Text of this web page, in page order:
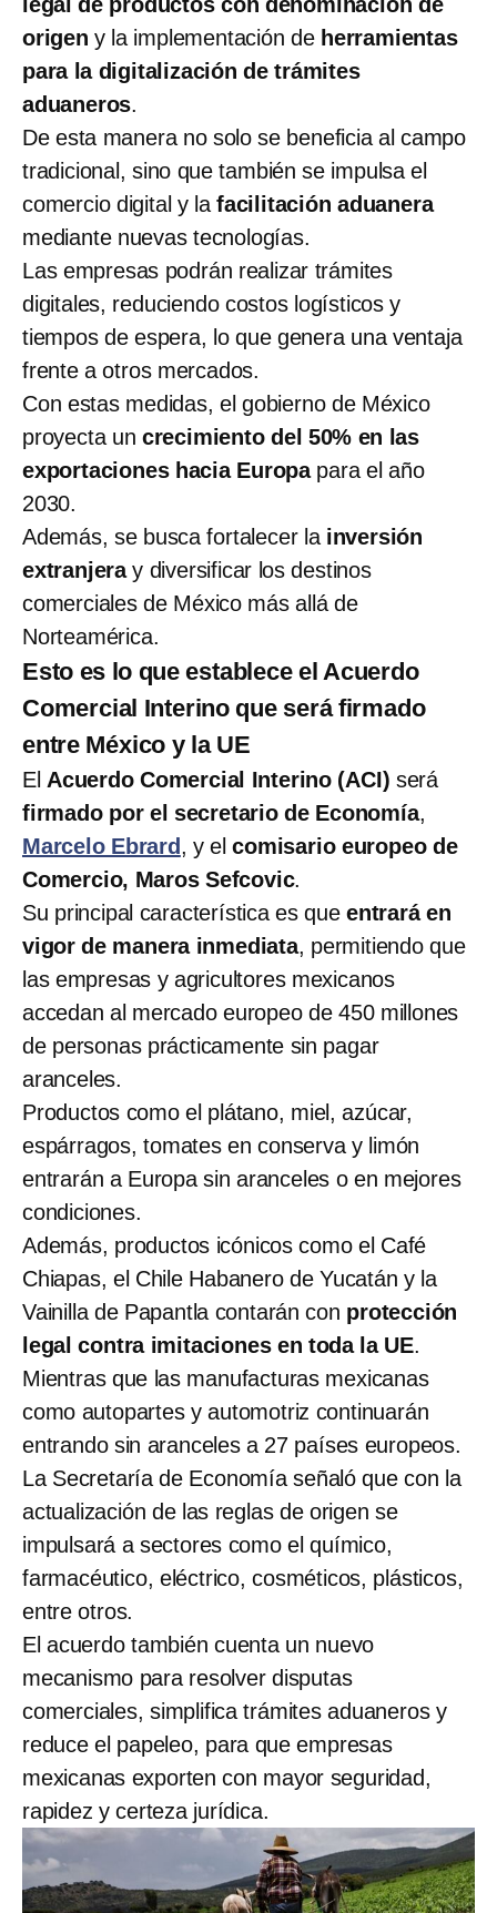
origeny la implementación deherramientas
para la digitalización de trámites
aduaneros.
De esta manera no solo se beneficia al campo
tradicional, sino que también se impulsa el
comercio digital y lafacilitación aduanera
mediante nuevas tecnologías.
Las empresas podrán realizar trámites
digitales, reduciendo costos logísticos y
tiempos de espera, lo que genera una ventaja
frente a otros mercados.
Con estas medidas, el gobierno de México
proyecta un crecimiento del 50% en las
exportaciones hacia Europapara el año
2030.
Además, se busca fortalecer lainversión
extranjeray diversificar los destinos
comerciales de México más allá de
Norteamérica.
Esto es lo que establece el Acuerdo
Comercial Interino que será firmado
entre México y la UE
El Acuerdo Comercial Interino (ACI) será
firmado por el secretario de Economía,
Marcelo Ebrard, y elcomisario europeo de
Comercio, Maros Sefcovic.
Su principal característica es que entrará en
vigor de manera inmediata, permitiendo que
las empresas y agricultores mexicanos
accedan al mercado europeo de 450 millones
de personas prácticamente sin pagar
aranceles.
Productos como el plátano, miel, azúcar,
espárragos, tomates en conserva y limón
entrarán a Europa sin aranceles o en mejores
condiciones.
Además, productos icónicos como el Café
Chiapas, el Chile Habanero de Yucatán y la
Vainilla de Papantla contarán con protección
legal contra imitaciones en toda la UE.
Mientras que las manufacturas mexicanas
como autopartes y automotriz continuarán
entrando sin aranceles a 27 países europeos.
La Secretaría de Economía señaló que con la
actualización de las reglas de origen se
impulsará a sectores como el químico,
farmacéutico, eléctrico, cosméticos, plásticos,
entre otros.
El acuerdo también cuenta un nuevo
mecanismo para resolver disputas
comerciales, simplifica trámites aduaneros y
reduce el papeleo, para que empresas
mexicanas exporten con mayor seguridad,
rapidez y certeza jurídica.